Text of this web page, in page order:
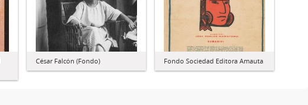
César Falcón (Fondo) Fondo Sociedad Editora Amauta